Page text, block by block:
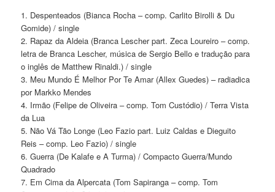
1. Despenteados (Bianca Rocha – comp. Carlito Birolli & Du
Gomide) / single
2. Rapaz da Aldeia (Branca Lescher part. Zeca Loureiro – comp.
letra de Branca Lescher, música de Sergio Bello e tradução para
o inglês de Matthew Rinaldi.) / single
3. Meu Mundo É Melhor Por Te Amar (Allex Guedes) – radiadica
por Markko Mendes
4. Irmão (Felipe de Oliveira – comp. Tom Custódio) / Terra Vista
da Lua
5. Não Vá Tão Longe (Leo Fazio part. Luiz Caldas e Dieguito
Reis – comp. Leo Fazio) / single
6. Guerra (De Kalafe e A Turma) / Compacto Guerra/Mundo
Quadrado
7. Em Cima da Alpercata (Tom Sapiranga – comp. Tom